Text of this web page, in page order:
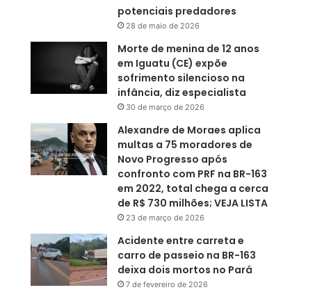
potenciais predadores
28 de maio de 2026
Morte de menina de 12 anos
em Iguatu (CE) expõe
sofrimento silencioso na
infância, diz especialista
30 de março de 2026
Alexandre de Moraes aplica
multas a 75 moradores de
Novo Progresso após
confronto com PRF na BR-163
em 2022, total chega a cerca
de R$ 730 milhões; VEJA LISTA
23 de março de 2026
Acidente entre carreta e
carro de passeio na BR-163
deixa dois mortos no Pará
7 de fevereiro de 2026